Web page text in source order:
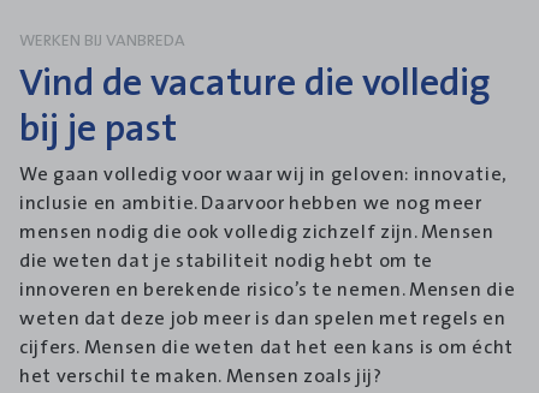
WERKEN BIJ VANBREDA
Vind de vacature die volledig
bij je past
We gaan volledig voor waar wij in geloven: innovatie,
inclusie en ambitie. Daarvoor hebben we nog meer
mensen nodig die ook volledig zichzelf zijn. Mensen
die weten dat je stabiliteit nodig hebt om te
innoveren en berekende risico’s te nemen. Mensen die
weten dat deze job meer is dan spelen met regels en
cijfers. Mensen die weten dat het een kans is om écht
het verschil te maken. Mensen zoals jij?